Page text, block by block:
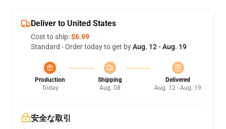
Deliver to United States
Cost to ship:$6.99
Standard - Order today to get byAug. 12 - Aug. 19
Production
Today
Shipping
Aug. 08
Delivered
Aug. 12 - Aug. 19
安全な取引